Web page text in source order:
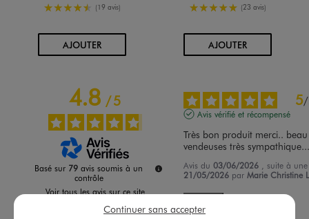
4.5/5 de moyenne
(19 avis)
AJOUTERAU PANIER
5/5 de moyenne
(23 avis)
AJOUTERAU PANIER
4.8/5
Basé sur 79 avis soumis à un
contrôle
Voir tous les avis sur ce site
5/
Avis vérifié et récompensé
Très bon produit merci..
vendeuses très
Avis du03/06/2026 , suite à
21/05/2026 parMarie Christine
Continuer sans accepter